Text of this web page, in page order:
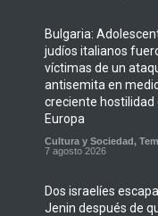
Bulgaria:
judíos italianos
víctimas de un
antisemita en
creciente hostilidad
Europa
Cultura y Sociedad,
7 agosto 2026
Dos israelíes
Jenin después de